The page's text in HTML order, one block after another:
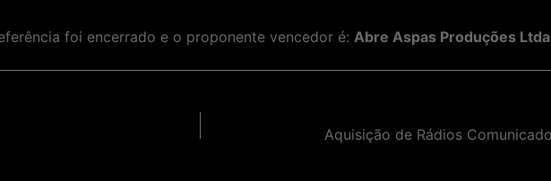
foi encerrado e o proponente vencedor é: Abre Aspas Produções Ltda